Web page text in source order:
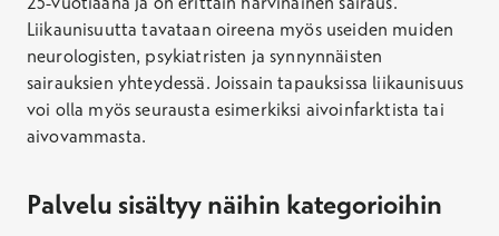
Liikaunisuutta tavataan oireena myös useiden muiden
neurologisten, psykiatristen ja synnynnäisten
sairauksien yhteydessä. Joissain tapauksissa liikaunisuus
voi olla myös seurausta esimerkiksi aivoinfarktista tai
aivovammasta.
Palvelu sisältyy näihin kategorioihin